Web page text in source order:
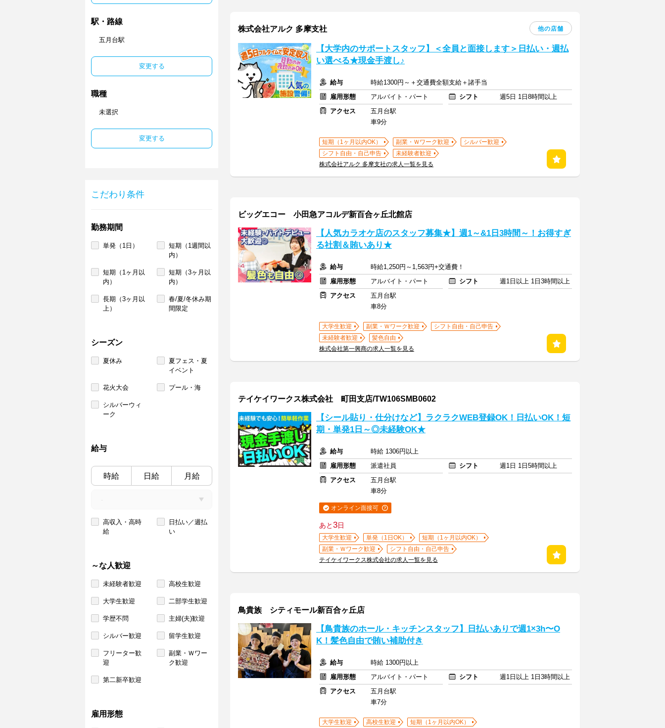
駅・路線
五月台駅
変更する
職種
未選択
変更する
こだわり条件
勤務期間
単発（1日）
短期（1週間以
内）
短期（1ヶ月以
内）
短期（3ヶ月以
内）
長期（3ヶ月以
上）
春/夏/冬休み期
間限定
シーズン
夏休み
夏フェス・夏
イベント
花火大会 プール・海
シルバーウィ
ーク
給与
時給 日給 月給
高収入・高時
給
日払い／週払
い
～な人歓迎
未経験者歓迎 高校生歓迎
大学生歓迎 二部学生歓迎
学歴不問 主婦(夫)歓迎
シルバー歓迎 留学生歓迎
フリーター歓
迎
副業・Ｗワー
ク歓迎
第二新卒歓迎
雇用形態
株式会社アルク 多摩支社 他の店舗
【大学内のサポートスタッフ】＜全員と面接します＞日払い・週払
い選べる★現金手渡し♪
給与
時給1300円～＋交通費全額支給＋諸手当
雇用形態
アルバイト・パート シフト
週5日 1日8時間以上
アクセス
五月台駅
車9分
短期（1ヶ月以内OK） 副業・Ｗワーク歓迎
シルバー歓迎
シフト自由・自己申告
未経験者歓迎
株式会社アルク 多摩支社の求人一覧を見る
ビッグエコー 小田急アコルデ新百合ヶ丘北館店
【人気カラオケ店のスタッフ募集★】週1～&1日3時間～！お得すぎ
る社割＆賄いあり★
給与
時給1,250円～1,563円+交通費！
雇用形態
アルバイト・パート シフト
週1日以上 1日3時間以上
アクセス
五月台駅
車8分
大学生歓迎 副業・Ｗワーク歓迎
シフト自由・自己申告
未経験者歓迎
髪色自由
株式会社第一興商の求人一覧を見る
テイケイワークス株式会社 町田支店/TW106SMB0602
【シール貼り・仕分けなど】ラクラクWEB登録OK！日払いOK！短
期・単発1日～◎未経験OK★
給与
時給 1306円以上
雇用形態
派遣社員 シフト
週1日 1日5時間以上
アクセス
五月台駅
車8分
オンライン面接可
あと3日
大学生歓迎 単発（1日OK）
短期（1ヶ月以内OK）
副業・Ｗワーク歓迎
シフト自由・自己申告
テイケイワークス株式会社の求人一覧を見る
鳥貴族 シティモール新百合ヶ丘店
【鳥貴族のホール・キッチンスタッフ】日払いありで週1×3h〜O
K！髪色自由で賄い補助付き
給与
時給 1300円以上
雇用形態
アルバイト・パート シフト
週1日以上 1日3時間以上
アクセス
五月台駅
車7分
大学生歓迎 高校生歓迎
短期（1ヶ月以内OK）